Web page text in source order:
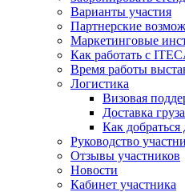
Варианты участия
Партнерские
Маркетинговые
Как работать с
Время работы
Логистика
Визовая
Доставка
Как добраться
Руководство
Отзывы участников
Новости
Кабинет участника